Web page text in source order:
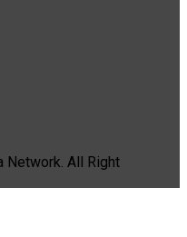
Network. All Right